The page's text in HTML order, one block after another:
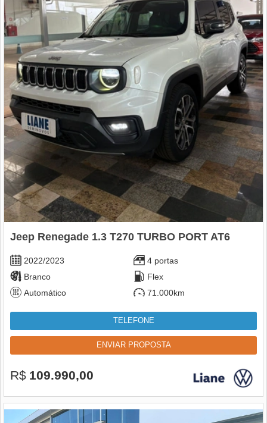
Jeep Renegade 1.3 T270 TURBO PORT AT6
2022/2023
4 portas
Branco
Flex
Automático
71.000km
TELEFONE
ENVIAR PROPOSTA
R$ 109.990,00